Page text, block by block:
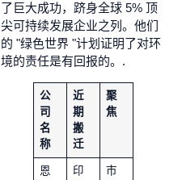
了巨大成功，跻身全球 5% 顶
尖可持续发展企业之列。他们
的 "绿色世界 "计划证明了对环
境的责任是有回报的。.
公
司
名
称
近
期
搬
迁
聚
焦
恩
印
市